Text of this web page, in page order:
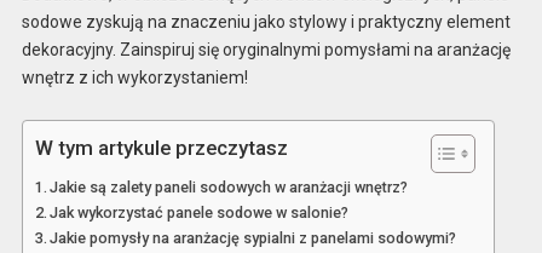
sodowe zyskują na znaczeniu jako stylowy i praktyczny element
dekoracyjny. Zainspiruj się oryginalnymi pomysłami na aranżację
wnętrz z ich wykorzystaniem!
W tym artykule przeczytasz
Jakie są zalety paneli sodowych w aranżacji wnętrz?
Jak wykorzystać panele sodowe w salonie?
Jakie pomysły na aranżację sypialni z panelami sodowymi?